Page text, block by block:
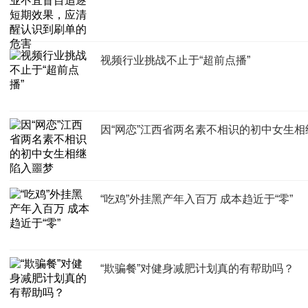
视频行业挑战不止于“超前点播”
因“网恋”江西省两名素不相识的初中女生
“吃鸡”外挂黑产年入百万 成本趋近于“零”
“欺骗餐”对健身减肥计划真的有帮助吗？